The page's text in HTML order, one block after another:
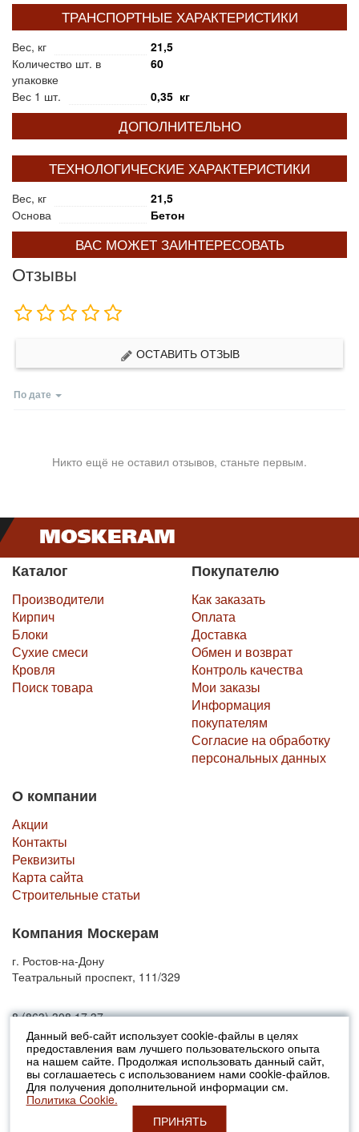
Данный веб-сайт использует cookie-файлы в целях
предоставления вам лучшего пользовательского опыта
на нашем сайте. Продолжая использовать данный сайт,
вы соглашаетесь с использованием нами cookie-файлов.
Для получения дополнительной информации см.
Политика Cookie.
ПРИНЯТЬ
ТРАНСПОРТНЫЕ ХАРАКТЕРИСТИКИ
Вес, кг
21,5
Количество шт. в
упаковке
60
Вес 1 шт. 0,35 кг
ДОПОЛНИТЕЛЬНО
ТЕХНОЛОГИЧЕСКИЕ ХАРАКТЕРИСТИКИ
Вес, кг
21,5
Основа
Бетон
ВАС МОЖЕТ ЗАИНТЕРЕСОВАТЬ
Отзывы
ОСТАВИТЬ ОТЗЫВ
По дате
Никто ещё не оставил отзывов, станьте первым.
Каталог
Производители
Кирпич
Блоки
Сухие смеси
Кровля
Поиск товара
Покупателю
Как заказать
Оплата
Доставка
Обмен и возврат
Контроль качества
Мои заказы
Информация
покупателям
Согласие на обработку
персональных данных
О компании
Акции
Контакты
Реквизиты
Карта сайта
Строительные статьи
Компания Москерам
г. Ростов-на-Дону
Театральный проспект, 111/329
8 (863) 308 17 37
© 2010-2026 Москерам
Указанные на сайте цены не являются публичной офертой (ст.435 ГК
РФ).
Стоимость и наличие товара просьба уточнять в офисах продаж....